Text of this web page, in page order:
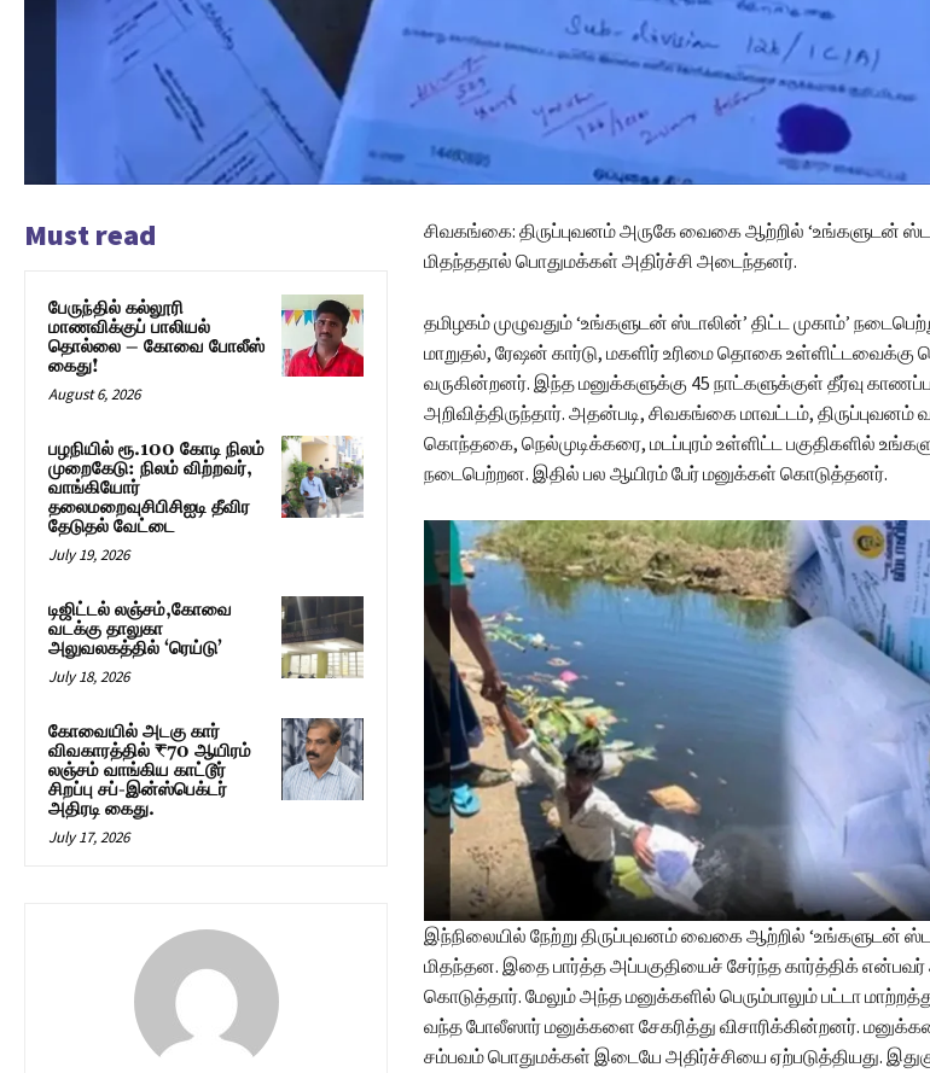
Must read
பேருந்தில் கல்லூரி
மாணவிக்குப் பாலியல்
தொல்லை – கோவை போலீஸ்
கைது!
August 6, 2026
பழநியில் ரூ.100 கோடி நிலம்
முறைகேடு: நிலம் விற்றவர்,
வாங்கியோர்
தலைமறைவுசிபிசிஐடி தீவிர
தேடுதல் வேட்டை
July 19, 2026
டிஜிட்டல் லஞ்சம்,கோவை
வடக்கு தாலுகா
அலுவலகத்தில் ‘ரெய்டு’
July 18, 2026
கோவையில் அடகு கார்
விவகாரத்தில் ₹70 ஆயிரம்
லஞ்சம் வாங்கிய காட்டூர்
சிறப்பு சப்-இன்ஸ்பெக்டர்
அதிரடி கைது.
July 17, 2026
சிவகங்கை: திருப்புவனம் அருகே வைகை ஆற்றில் ‘உங்களுடன்
மிதந்ததால் பொதுமக்கள் அதிர்ச்சி அடைந்தனர்.
தமிழகம் முழுவதும் ‘உங்களுடன் ஸ்டாலின்’ திட்ட முகாம்’
மாறுதல், ரேஷன் கார்டு, மகளிர் உரிமை தொகை உள்ளிட்டவைக்கு
வருகின்றனர். இந்த மனுக்களுக்கு 45 நாட்களுக்குள் தீர்வு
அறிவித்திருந்தார். அதன்படி, சிவகங்கை மாவட்டம், திருப்புவனம்
கொந்தகை, நெல்முடிக்கரை, மடப்புரம் உள்ளிட்ட பகுதிகளில்
நடைபெற்றன. இதில் பல ஆயிரம் பேர் மனுக்கள் கொடுத்தனர்.
இந்நிலையில் நேற்று திருப்புவனம் வைகை ஆற்றில் ‘உங்களுடன்
மிதந்தன. இதை பார்த்த அப்பகுதியைச் சேர்ந்த கார்த்திக் என்பவர்
கொடுத்தார். மேலும் அந்த மனுக்களில் பெரும்பாலும் பட்டா
வந்த போலீஸார் மனுக்களை சேகரித்து விசாரிக்கின்றனர்.
சம்பவம் பொதுமக்கள் இடையே அதிர்ச்சியை ஏற்படுத்தியது.